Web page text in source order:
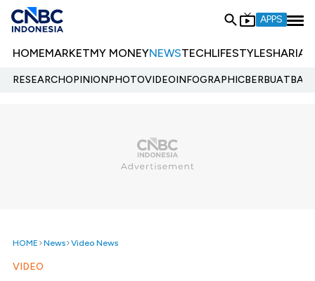
APPS
HOMEMARKETMY MONEYNEWSTECHLIFESTYLESHARIA
RESEARCHOPINIONPHOTOVIDEOINFOGRAPHIC
HOME News Video News
VIDEO